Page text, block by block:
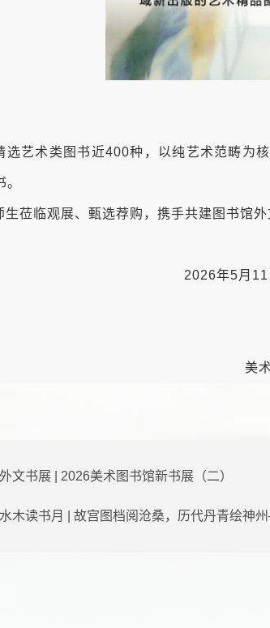
选艺术类图书近400种，以纯艺术范畴为
生莅临观展、甄选荐购，携手共建图书馆外
2026年5月
美
外文书展 | 2026美术图书馆新书展（二）
水木读书月 | 故宫图档阅沧桑，历代丹青绘神